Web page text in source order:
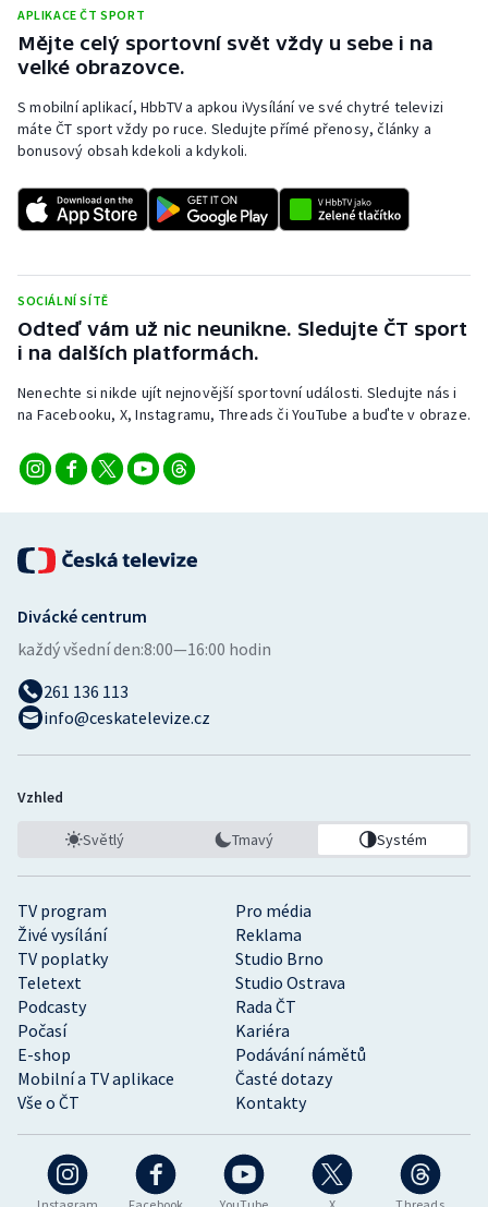
Rychlobruslení
Short track
Sportovní střelba
Triatlon
Veslování
Vodní slalom
Volejbal
Ostatní
APLIKACE ČT SPORT
Mějte celý sportovní svět vždy u sebe i na
velké obrazovce.
S mobilní aplikací, HbbTV a apkou iVysílání ve své chytré televizi
máte ČT sport vždy po ruce. Sledujte přímé přenosy, články a
bonusový obsah kdekoli a kdykoli.
SOCIÁLNÍ SÍTĚ
Odteď vám už nic neunikne. Sledujte ČT sport
i na dalších platformách.
Nenechte si nikde ujít nejnovější sportovní události. Sledujte nás i
na Facebooku, X, Instagramu, Threads či YouTube a buďte v obraze.
TV program
Pro média
Živé vysílání
Reklama
TV poplatky
Studio Brno
Teletext
Studio Ostrava
Podcasty
Rada ČT
Počasí
Kariéra
E-shop
Podávání námětů
Mobilní a TV aplikace
Časté dotazy
Vše o ČT
Kontakty
Divácké centrum
každý všední den:8:00—16:00 hodin
261 136 113
info@ceskatelevize.cz
Vzhled
Světlý Tmavý Systém